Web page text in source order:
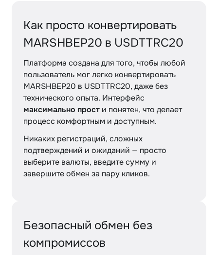
Как просто конвертировать
MARSHBEP20 в USDTTRC20
Платформа создана для того, чтобы любой
пользователь мог легко конвертировать
MARSHBEP20 в USDTTRC20, даже без
технического опыта. Интерфейс
максимально прост и понятен, что делает
процесс комфортным и доступным.
Никаких регистраций, сложных
подтверждений и ожиданий — просто
выберите валюты, введите сумму и
завершите обмен за пару кликов.
Безопасный обмен без
компромиссов